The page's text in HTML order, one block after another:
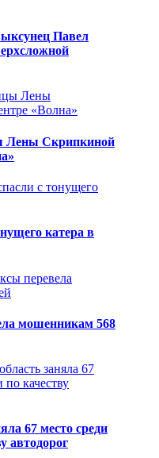
Павел
Лены Скрипкиной
катера в
мошенникам 568
67 место среди
автодорог